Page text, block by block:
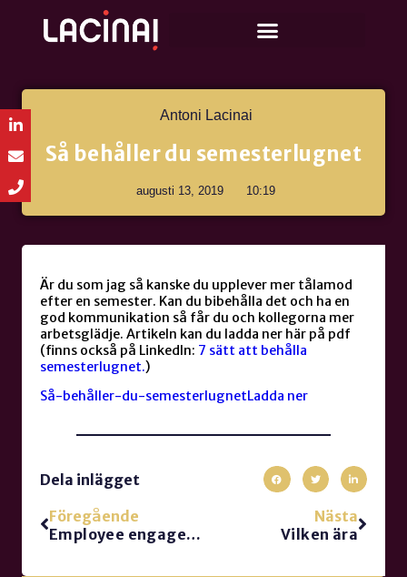
Antoni Lacinai
Så behåller du semesterlugnet
augusti 13, 2019 10:19
Är du som jag så kanske du upplever mer tålamod
efter en semester. Kan du bibehålla det och ha en
god kommunikation så får du och kollegorna mer
arbetsglädje. Artikeln kan du ladda ner här på pdf
(finns också på LinkedIn: 7 sätt att behålla
semesterlugnet.)
Så-behåller-du-semesterlugnetLadda ner
Dela inlägget
Föregående
Employee engagement, Workplace communication, 20 communication truths. Base presentation
Nästa
Vilken ära